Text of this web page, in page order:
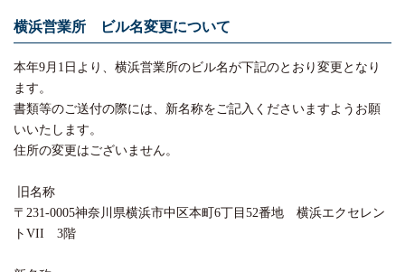
横浜営業所 ビル名変更について
本年9月1日より、横浜営業所のビル名が下記のとおり変更となり
ます。
書類等のご送付の際には、新名称をご記入くださいますようお願
いいたします。
住所の変更はございません。
旧名称
〒231-0005神奈川県横浜市中区本町6丁目52番地 横浜エクセレン
トVII 3階